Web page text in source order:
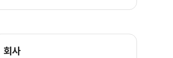
회사